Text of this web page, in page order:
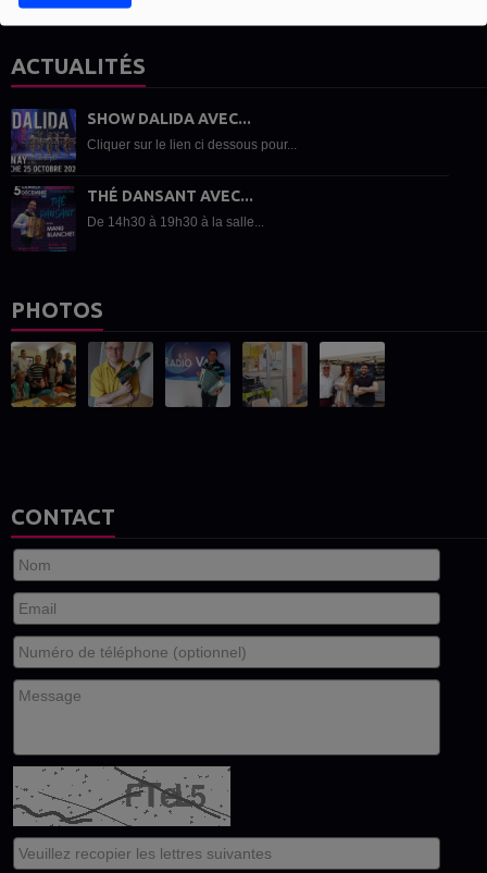
ACTUALITÉS
SHOW DALIDA AVEC...
Cliquer sur le lien ci dessous pour...
THÉ DANSANT AVEC...
De 14h30 à 19h30 à la salle...
PHOTOS
CONTACT